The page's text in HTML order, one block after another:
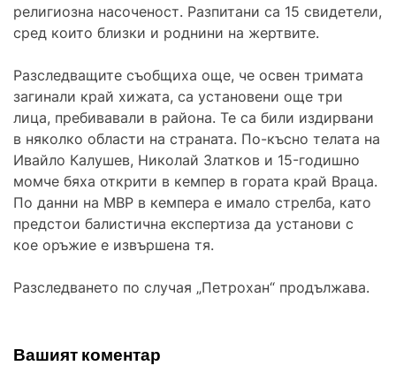
религиозна насоченост. Разпитани са 15 свидетели,
сред които близки и роднини на жертвите.
Разследващите съобщиха още, че освен тримата
загинали край хижата, са установени още три
лица, пребивавали в района. Те са били издирвани
в няколко области на страната. По-късно телата на
Ивайло Калушев, Николай Златков и 15-годишно
момче бяха открити в кемпер в гората край Враца.
По данни на МВР в кемпера е имало стрелба, като
предстои балистична експертиза да установи с
кое оръжие е извършена тя.
Разследването по случая „Петрохан“ продължава.
Вашият коментар